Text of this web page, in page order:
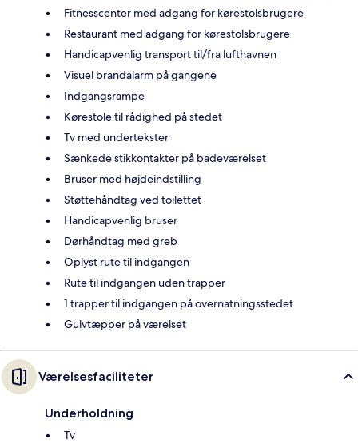
Fitnesscenter med adgang for kørestolsbrugere
Restaurant med adgang for kørestolsbrugere
Handicapvenlig transport til/fra lufthavnen
Visuel brandalarm på gangene
Indgangsrampe
Kørestole til rådighed på stedet
Tv med undertekster
Sænkede stikkontakter på badeværelset
Bruser med højdeindstilling
Støttehåndtag ved toilettet
Handicapvenlig bruser
Dørhåndtag med greb
Oplyst rute til indgangen
Rute til indgangen uden trapper
1 trapper til indgangen på overnatningsstedet
Gulvtæpper på værelset
Værelsesfaciliteter
Underholdning
Tv